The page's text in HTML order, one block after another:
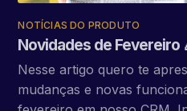
NOTÍCIAS DO PRODUTO
Novidades de Fevereiro
Nesse artigo quero te
mudanças e novas